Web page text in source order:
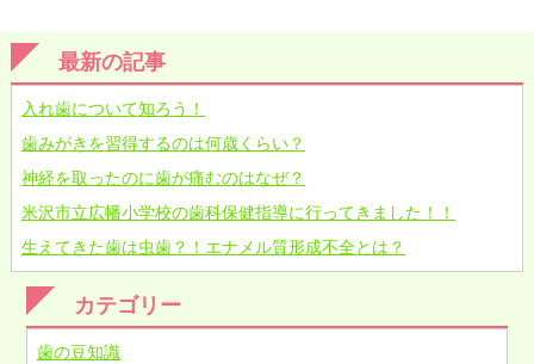
最新の記事
入れ歯について知ろう！
歯みがきを習得するのは何歳くらい？
神経を取ったのに歯が痛むのはなぜ？
米沢市立広幡小学校の歯科保健指導に行ってきました！！
生えてきた歯は虫歯？！エナメル質形成不全とは？
カテゴリー
歯の豆知識